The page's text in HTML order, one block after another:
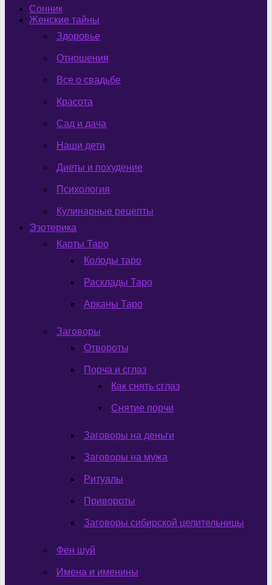
Сонник
Женские тайны
Здоровье
Отношения
Все о свадьбе
Красота
Сад и дача
Наши дети
Диеты и похудение
Психология
Кулинарные рецепты
Эзотерика
Карты Таро
Колоды таро
Расклады Таро
Арканы Таро
Заговоры
Отвороты
Порча и сглаз
Как снять сглаз
Снятие порчи
Заговоры на деньги
Заговоры на мужа
Ритуалы
Привороты
Заговоры сибирской целительницы
Фен шуй
Имена и именины